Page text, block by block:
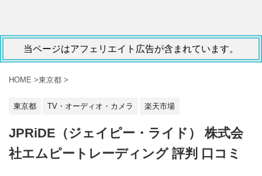
当ページはアフェリエイト広告が含まれています。
HOME >東京都 >
東京都 TV・オーディオ・カメラ 楽天市場
JPRiDE（ジェイピー・ライド） 株式会
社エムピートレーディング 評判 口コミ